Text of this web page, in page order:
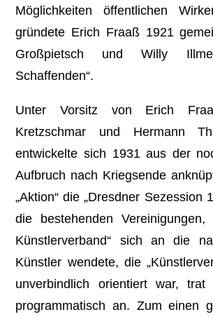
Möglichkeiten öffentlichen
gründete Erich Fraaß 1921
Großpietsch und Willy
Schaffenden“.
Unter Vorsitz von Erich
Kretzschmar und Hermann
entwickelte sich 1931 aus der
Aufbruch nach Kriegsende
„Aktion“ die „Dresdner Sezession
die bestehenden Vereinigungen,
Künstlerverband“ sich an die
Künstler wendete, die
unverbindlich orientiert war, trat
programmatisch an. Zum einen